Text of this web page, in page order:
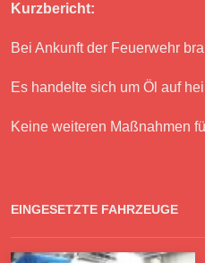
Kurzbericht:
Bei Ankunft der Feuerwehr
Es handelte sich um Öl auf
Keine weiteren Maßnahmen
EINGESETZTE FAHRZEUGE